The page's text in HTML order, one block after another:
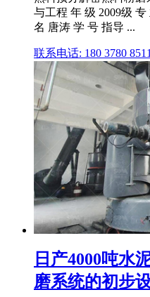
与工程 年 级 2009级
名 唐涛 学 号 指导 ...
联系电话: 180 3780 8511
日产4000吨水
磨系统的初步